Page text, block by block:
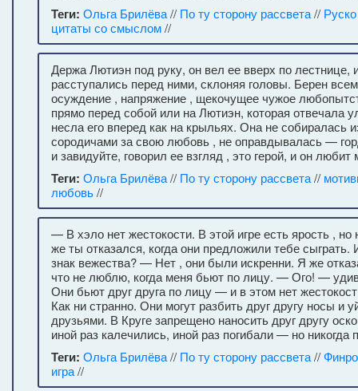
Теги: Ольга Брилёва// По ту сторону рассвета// Руско
цитаты со смыслом//
Держа Лютиэн под руку, он вел ее вверх по лестнице,
расступались перед ними, склоняя головы. Берен
осуждение , напряжение , щекочущее чужое
прямо перед собой или на Лютиэн, которая отвечала
несла его вперед как на крыльях. Она не собиралась
сородичами за свою любовь , не оправдывалась —
и завидуйте, говорил ее взгляд , это герой, и он любит
Теги: Ольга Брилёва// По ту сторону рассвета//
любовь//
— В хэло нет жестокости. В этой игре есть ярость ,
же ты отказался, когда они предложили тебе
знак вежества? — Нет , они были искренни. Я же
что не люблю, когда меня бьют по лицу. — Ого! —
Они бьют друг друга по лицу — и в этом нет
Как ни странно. Они могут разбить друг другу носы и
друзьями. В Круге запрещено наносить друг другу
иной раз калечились, иной раз погибали — но никогда
Теги: Ольга Брилёва// По ту сторону рассвета//
игра//